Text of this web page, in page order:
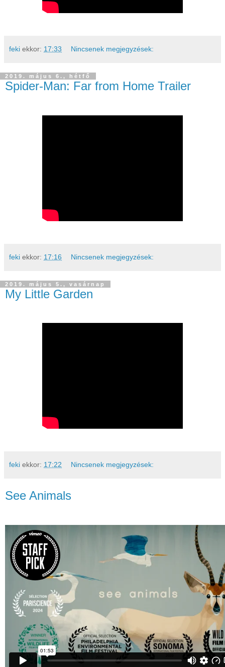
feki ekkor: 17:33 Nincsenek megjegyzések:
2019. május 6., hétfő
Spider-Man: Far from Home Trailer
feki ekkor: 17:16 Nincsenek megjegyzések:
2019. május 5., vasárnap
My Little Garden
feki ekkor: 17:22 Nincsenek megjegyzések:
See Animals